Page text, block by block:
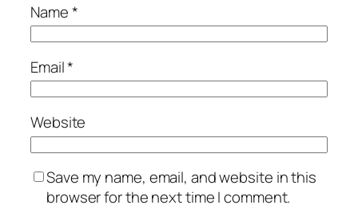
Name*
Email*
Website
Save my name, email, and website in this
browser for the next time I comment.